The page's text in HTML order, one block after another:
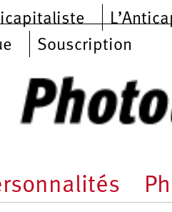
Souscription